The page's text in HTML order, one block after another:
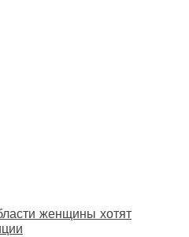
женщины хотят